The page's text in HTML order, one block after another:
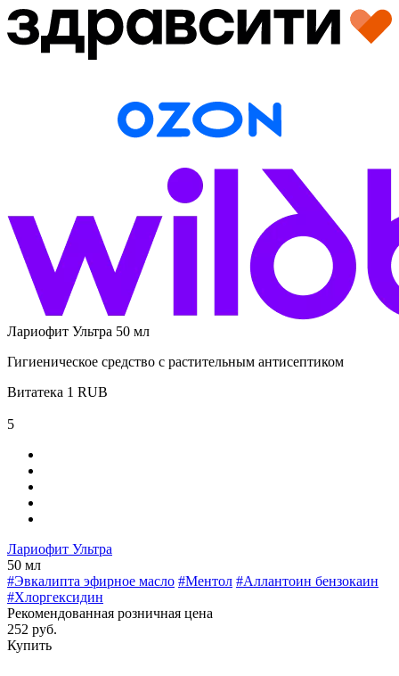
Лариофит Ультра 50 мл
Гигиеническое средство с растительным антисептиком
Витатека 1 RUB
5
Лариофит Ультра
50 мл
#Эвкалипта эфирное масло #Ментол #Аллантоин бензокаин
#Хлоргексидин
Рекомендованная розничная цена
252 руб.
Купить